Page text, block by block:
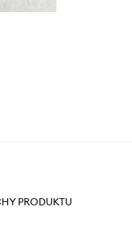
PRODUKTU